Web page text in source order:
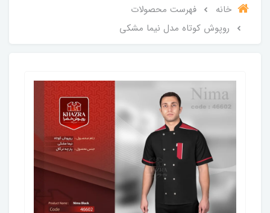
خانه
فهرست محصولات
روپوش کوتاه مدل نیما مشکی